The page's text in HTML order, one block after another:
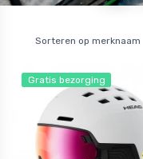
Gratis bezorging